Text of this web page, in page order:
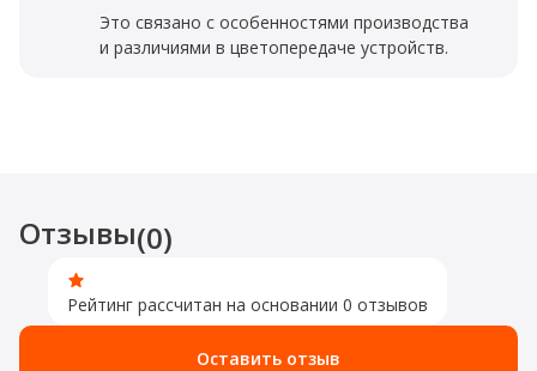
Это связано с особенностями производства
и различиями в цветопередаче устройств.
Отзывы(0)
Рейтинг рассчитан на основании 0 отзывов
Оставить отзыв